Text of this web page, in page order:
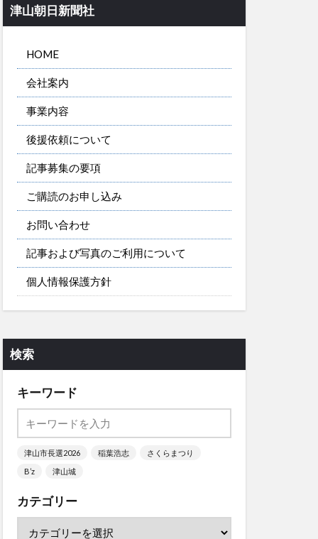
津山朝日新聞社
HOME
会社案内
事業内容
後援依頼について
記事募集の要項
ご購読のお申し込み
お問い合わせ
記事および写真のご利用について
個人情報保護方針
検索
キーワード
津山市長選2026 稲葉浩志
さくらまつり
B’z
津山城
カテゴリー